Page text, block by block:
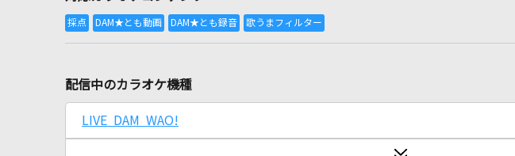
配信中のカラオケ機種
LIVE DAM WAO!